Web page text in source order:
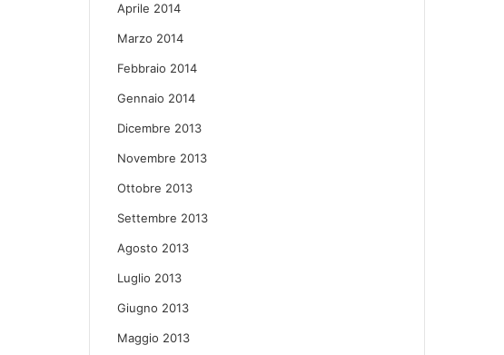
Aprile 2014
Marzo 2014
Febbraio 2014
Gennaio 2014
Dicembre 2013
Novembre 2013
Ottobre 2013
Settembre 2013
Agosto 2013
Luglio 2013
Giugno 2013
Maggio 2013